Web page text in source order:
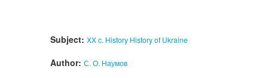
Subject: XX c. History History of Ukraine
Author: С. О. Наумов